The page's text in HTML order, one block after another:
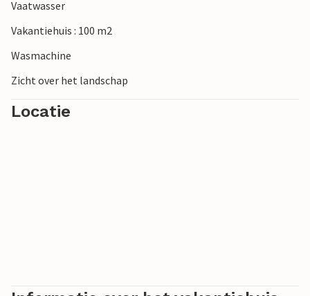
Vaatwasser
Vakantiehuis : 100 m2
Wasmachine
Zicht over het landschap
Locatie